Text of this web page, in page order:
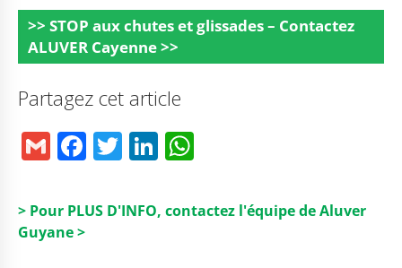
>> STOP aux chutes et glissades – Contactez
ALUVER Cayenne >>
Partagez cet article
G
ai
l
F
c
T
it
Li
k a
> Pour PLUS D'INFO, contactez l'équipe de Aluver
Guyane >